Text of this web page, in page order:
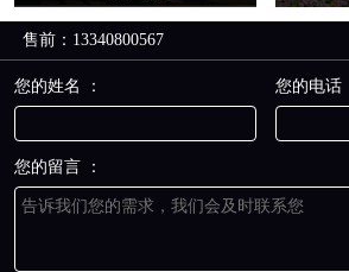
售前：13340800567
您的姓名 ： 您的电话
您的留言 ：